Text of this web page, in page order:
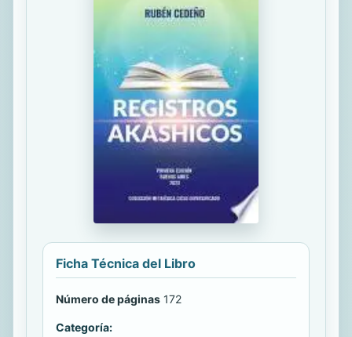
Ficha Técnica del Libro
Número de páginas 172
Categoría: